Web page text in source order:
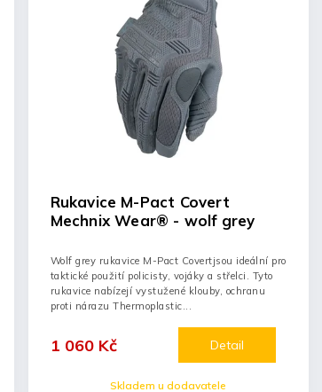
Rukavice M-Pact Covert
Mechnix Wear® - wolf grey
Skladem u dodavatele
1 060 Kč Detail
Wolf grey rukavice M-Pact Covertjsou ideální pro
taktické použití policisty, vojáky a střelci. Tyto
rukavice nabízejí vystužené klouby, ochranu
proti nárazu Thermoplastic...